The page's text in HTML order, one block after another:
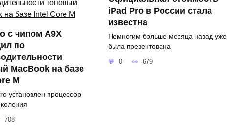
с чипом A9X
по
MacBook на базе
M
установлен процессор
708
iPad Pro в России стала
известна
Немногим больше месяца назад уже
была презентована
0 679